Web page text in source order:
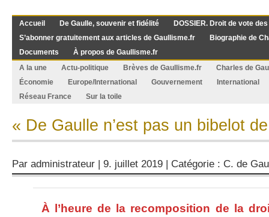
Accueil De Gaulle, souvenir et fidélité
DOSSIER. Droit de vote
S’abonner gratuitement aux articles de Gaullisme.fr
Biographie de
Documents
À propos de Gaullisme.fr
A la une
Actu-politique Brèves de Gaullisme.fr
Charles de
Économie
Europe/International Gouvernement
International
Réseau France
Sur la toile
« De Gaulle n’est pas un bibelot
Par administrateur | 9. juillet 2019 | Catégorie : C. de
À l’heure de la recomposition de la